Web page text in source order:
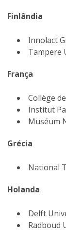
Finlândia
Innolact
Tampere
França
Collège
Institut
Muséum
Grécia
National
Holanda
Delft
Radboud